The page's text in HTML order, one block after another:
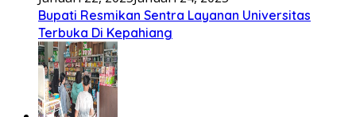
Bupati Resmikan Sentra Layanan Universitas
Terbuka Di Kepahiang